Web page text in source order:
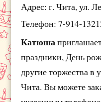
Адрес: г. Чита, ул.
Телефон: 7-914-
Катюша
праздники, День
другие торжества в
Чита. Вы можете